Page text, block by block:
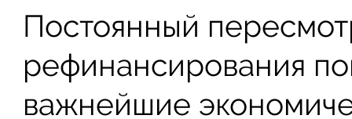
Постоянный
рефинансирования
важнейшие